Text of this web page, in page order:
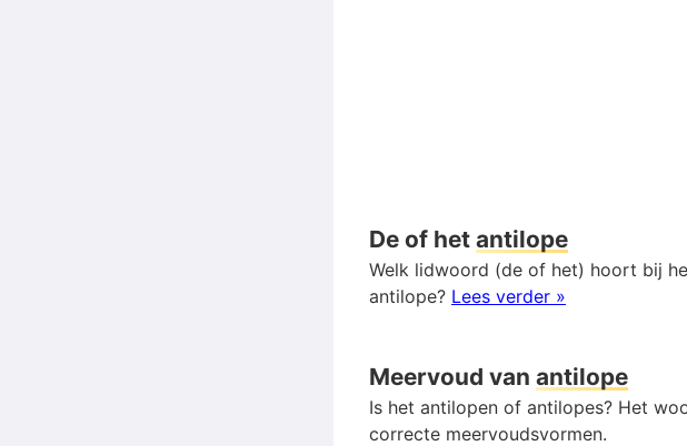
De of het antilope
Welk lidwoord (de of het) hoort bij
antilope? Lees verder »
Meervoud van antilope
Is het antilopen of antilopes? Het
correcte meervoudsvormen.